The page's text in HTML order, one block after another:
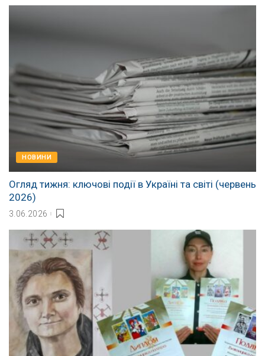
НОВИНИ
Огляд тижня: ключові події в Україні та світі (червень
2026)
3.06.2026